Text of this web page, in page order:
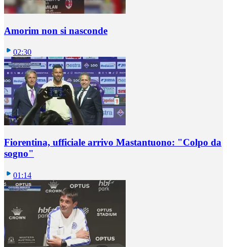
Amorim non si nasconde
02:30
Fiorentina, ufficiale arrivo Mastantuono: "Colpo da
sogno"
01:14